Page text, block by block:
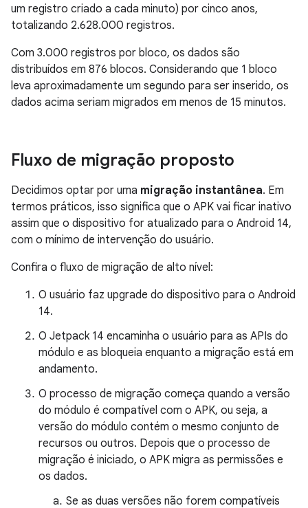
um registro criado a cada minuto) por cinco anos,
totalizando 2.628.000 registros.
Com 3.000 registros por bloco, os dados são
distribuídos em 876 blocos. Considerando que 1 bloco
leva aproximadamente um segundo para ser inserido, os
dados acima seriam migrados em menos de 15 minutos.
Fluxo de migração proposto
Decidimos optar por uma migração instantânea. Em
termos práticos, isso significa que o APK vai ficar inativo
assim que o dispositivo for atualizado para o Android 14,
com o mínimo de intervenção do usuário.
Confira o fluxo de migração de alto nível:
O usuário faz upgrade do dispositivo para o Android
14.
O Jetpack 14 encaminha o usuário para as APIs do
módulo e as bloqueia enquanto a migração está em
andamento.
O processo de migração começa quando a versão
do módulo é compatível com o APK, ou seja, a
versão do módulo contém o mesmo conjunto de
recursos ou outros. Depois que o processo de
migração é iniciado, o APK migra as permissões e
os dados.
Se as duas versões não forem compatíveis